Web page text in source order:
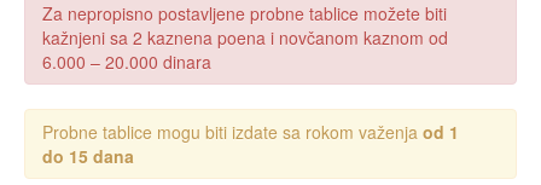
Za nepropisno postavljene probne tablice možete biti
kažnjeni sa 2 kaznena poena i novčanom kaznom od
6.000 – 20.000 dinara
Probne tablice mogu biti izdate sa rokom važenja od 1
do 15 dana